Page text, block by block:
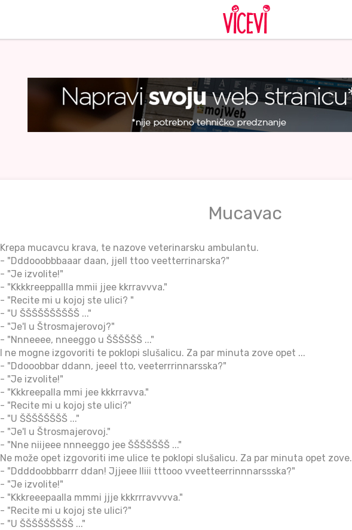
Mucavac
Krepa mucavcu krava, te nazove veterinarsku ambulantu.
- "Dddooobbbaaar daan, jjell ttoo veetterrinarska?"
- "Je izvolite!"
- "Kkkkreeppallla mmii jjee kkrravvva."
- "Recite mi u kojoj ste ulici? "
- "U ŠŠŠŠŠŠŠŠŠŠ ..."
- "Je'l u Štrosmajerovoj?"
- "Nnneeee, nneeggo u ŠŠŠŠŠŠ ..."
I ne mogne izgovoriti te poklopi slušalicu. Za par minuta zove opet ...
- "Ddooobbar ddann, jeeel tto, veeterrrinnarsska?"
- "Je izvolite!"
- "Kkkreepalla mmi jee kkkrravva."
- "Recite mi u kojoj ste ulici?"
- "U ŠŠŠŠŠŠŠŠ ..."
- "Je'l u Štrosmajerovoj."
- "Nne niijeee nnneeggo jee ŠŠŠŠŠŠŠ ..."
Ne može opet izgovoriti ime ulice te poklopi slušalicu. Za par minuta opet zove.
- "Ddddoobbbarrr ddan! Jjjeee lliii tttooo vveetteerrinnnarssska?"
- "Je izvolite!"
- "Kkkreeepaalla mmmi jjje kkkrrravvvva."
- "Recite mi u kojoj ste ulici?"
- "U ŠŠŠŠŠŠŠŠŠ ..."